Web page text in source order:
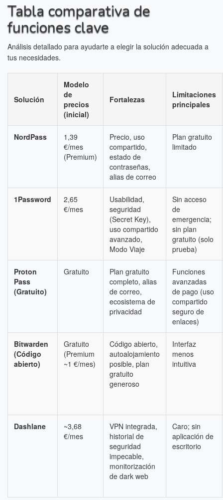
Tabla comparativa de
funciones clave
Análisis detallado para ayudarte a elegir la solución adecuada a
tus necesidades.
Solución
Modelo
de
precios
(inicial)
Fortalezas
Limitaciones
principales
NordPass
1,39
€/mes
(Premium)
Precio, uso
compartido,
estado de
contraseñas,
alias de correo
Plan gratuito
limitado
1Password
2,65
€/mes
Usabilidad,
seguridad
(Secret Key),
uso compartido
avanzado,
Modo Viaje
Sin acceso
de
emergencia;
sin plan
gratuito (solo
prueba)
Proton
Pass
(Gratuito)
Gratuito
Plan gratuito
completo, alias
de correo,
ecosistema de
privacidad
Funciones
avanzadas
de pago (uso
compartido
seguro de
enlaces)
Bitwarden
(Código
abierto)
Gratuito
(Premium
~1 €/mes)
Código abierto,
autoalojamiento
posible, plan
gratuito
generoso
Interfaz
menos
intuitiva
Dashlane
~3,68
€/mes
VPN integrada,
historial de
seguridad
impecable,
monitorización
de dark web
Caro; sin
aplicación de
escritorio